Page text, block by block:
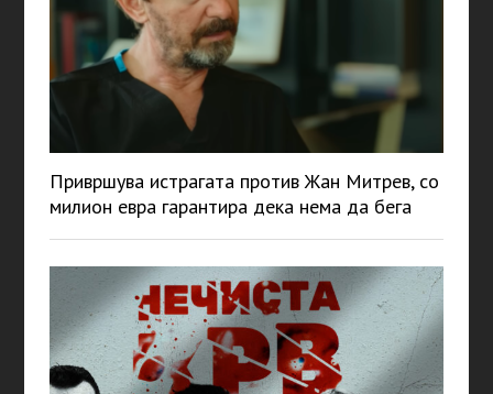
Привршува истрагата против Жан Митрев, со
милион евра гарантира дека нема да бега